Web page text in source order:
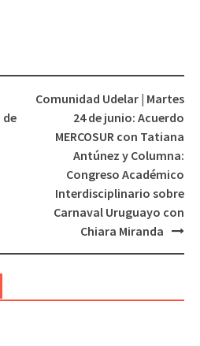
de
Comunidad Udelar | Martes
24 de junio: Acuerdo
MERCOSUR con Tatiana
Antúnez y Columna:
Congreso Académico
Interdisciplinario sobre
Carnaval Uruguayo con
Chiara Miranda